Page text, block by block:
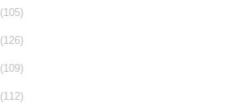
(105)
(126)
(109)
(112)